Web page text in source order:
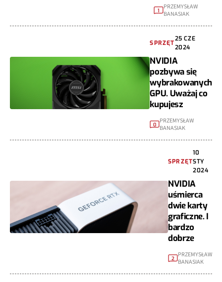
1
PRZEMYSŁAW
BANASIAK
SPRZĘT
25 CZE
2024
NVIDIA
pozbywa się
wybrakowanych
GPU. Uważaj co
kupujesz
0
PRZEMYSŁAW
BANASIAK
SPRZĘT
10
STY
2024
NVIDIA
uśmierca
dwie karty
graficzne. I
bardzo
dobrze
2
PRZEMYSŁAW
BANASIAK